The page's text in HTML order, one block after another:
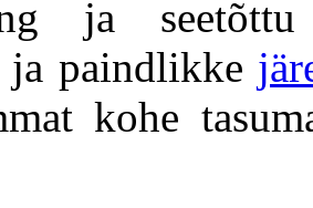
ja
ja paindlikke
kohe